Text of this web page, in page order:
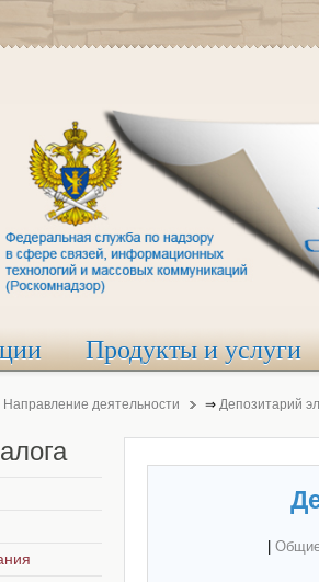
Продукты и услуги
Направление деятельности ⇒ Депозитарий